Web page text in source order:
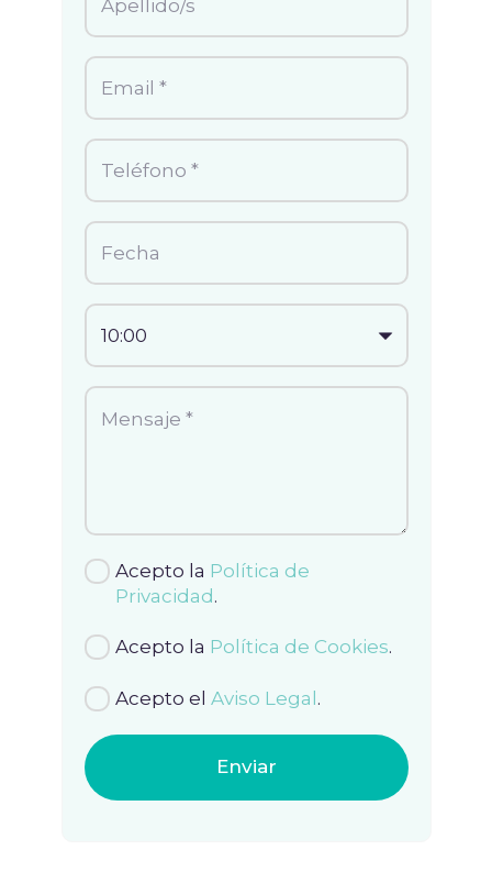
Acepto la Política de
Privacidad.
Acepto la Política de Cookies.
Acepto el Aviso Legal .
Enviar